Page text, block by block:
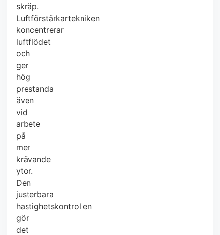
skräp.
Luftförstärkartekniken
koncentrerar
luftflödet
och
ger
hög
prestanda
även
vid
arbete
på
mer
krävande
ytor.
Den
justerbara
hastighetskontrollen
gör
det